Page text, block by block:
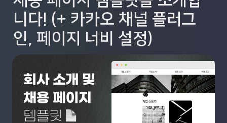
니다! (+ 카카오 채널 플러그
인, 페이지 너비 설정)